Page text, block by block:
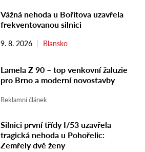
Vážná nehoda u Bořitova uzavřela
frekventovanou silnici
9. 8. 2026 Blansko
Lamela Z 90 – top venkovní žaluzie
pro Brno a moderní novostavby
Reklamní článek
Silnici první třídy I/53 uzavřela
tragická nehoda u Pohořelic:
Zemřely dvě ženy